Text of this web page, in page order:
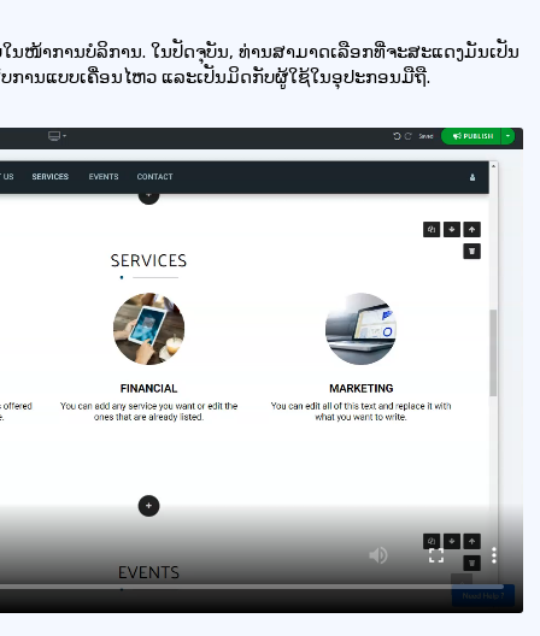
ໜ້າການບໍລິການ. ໃນປັດຈຸບັນ, ທ່ານສາມາດເລືອກທີ່ຈະສະແດງມັນເປັນ
ການແບບເຄື່ອນໄຫວ ແລະເປັນມິດກັບຜູ້ໃຊ້ໃນອຸປະກອນມືຖື.